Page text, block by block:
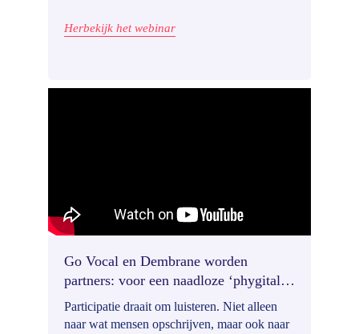
beleid sterker en relevanter maakt.
Herbekijk het webinar
Go Vocal en Dembrane worden
partners: voor een naadloze ‘phygitale’
participatie-ervaring
Participatie draait om luisteren. Niet alleen
naar wat mensen opschrijven, maar ook naar